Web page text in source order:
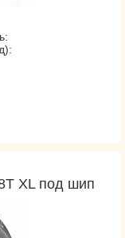
XL под шип